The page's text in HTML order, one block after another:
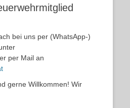
bei uns per (WhatsApp-)
per Mail an
gerne Willkommen! Wir